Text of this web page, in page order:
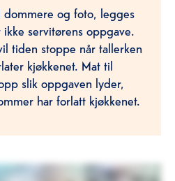
og foto, legges
servitørens oppgave.
tiden stoppe når tallerken
kjøkkenet. Mat til
slik oppgaven lyder,
har forlatt kjøkkenet.